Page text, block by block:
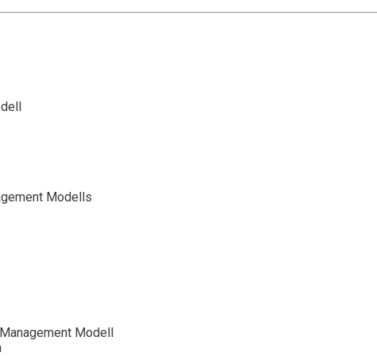
Modells
Modell